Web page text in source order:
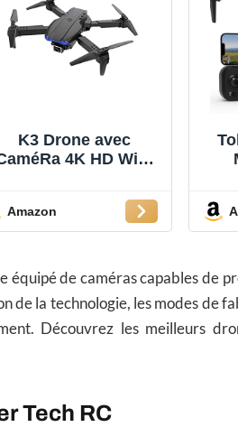
K3 Drone avec
4K HD WiFi
WiFi App, avec
Gestuel,Vol
De Trajectoire,
DéButants Et Les
Enfants (Noir)
Amazon
équipé de caméras capables de
de la technologie, les modes de
Découvrez les meilleurs
Tech RC